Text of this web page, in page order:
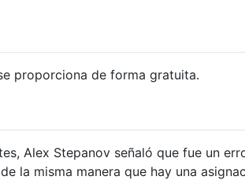
proporciona de forma gratuita.
Alex Stepanov señaló que fue un
la misma manera que hay una